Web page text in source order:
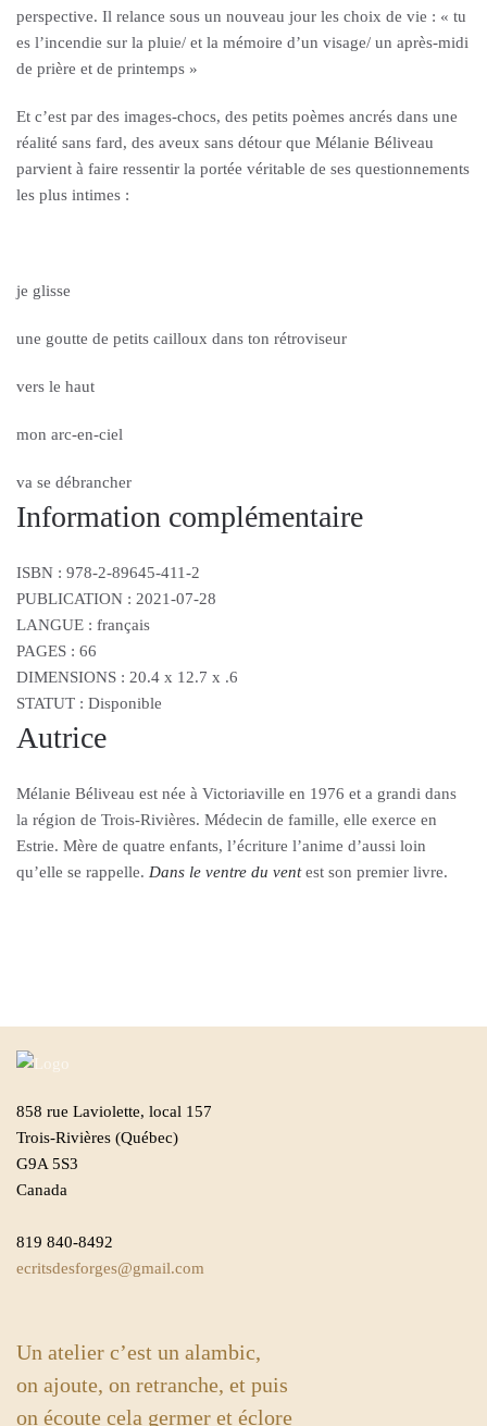
perspective. Il relance sous un nouveau jour les choix de vie : « tu
es l’incendie sur la pluie/ et la mémoire d’un visage/ un après-midi
de prière et de printemps »
Et c’est par des images-chocs, des petits poèmes ancrés dans une
réalité sans fard, des aveux sans détour que Mélanie Béliveau
parvient à faire ressentir la portée véritable de ses questionnements
les plus intimes :
je glisse
une goutte de petits cailloux dans ton rétroviseur
vers le haut
mon arc-en-ciel
va se débrancher
Information complémentaire
ISBN : 978-2-89645-411-2
PUBLICATION : 2021-07-28
LANGUE : français
PAGES : 66
DIMENSIONS : 20.4 x 12.7 x .6
STATUT : Disponible
Autrice
Mélanie Béliveau est née à Victoriaville en 1976 et a grandi dans
la région de Trois-Rivières. Médecin de famille, elle exerce en
Estrie. Mère de quatre enfants, l’écriture l’anime d’aussi loin
qu’elle se rappelle. Dans le ventre du ventest son premier livre.
858 rue Laviolette, local 157
Trois-Rivières (Québec)
G9A 5S3
Canada
819 840-8492
ecritsdesforges@gmail.com
Un atelier c’est un alambic,
on ajoute, on retranche, et puis
on écoute cela germer et éclore